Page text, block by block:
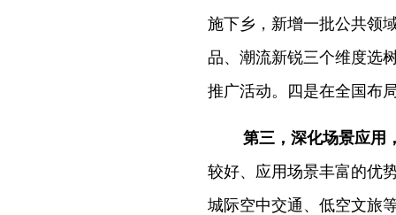
施下乡，新增一批公共领
品、潮流新锐三个维度选
推广活动。四是在全国布
第三，深化场景应用
较好、应用场景丰富的优
城际空中交通、低空文旅